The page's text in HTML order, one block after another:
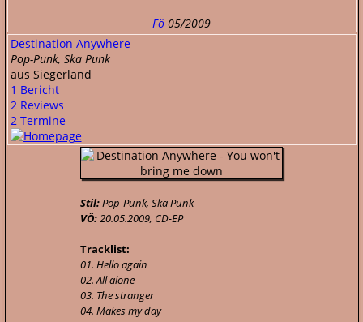
Fö 05/2009
Destination Anywhere
Pop-Punk, Ska Punk
aus Siegerland
1 Bericht
2 Reviews
2 Termine
Stil:Pop-Punk, Ska Punk
VÖ:20.05.2009, CD-EP
Tracklist:
01. Hello again
02. All alone
03. The stranger
04. Makes my day